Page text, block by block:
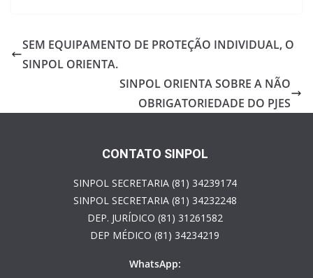
b
o
k
er e
SEM EQUIPAMENTO DE PROTEÇÃO INDIVIDUAL, O
SINPOL ORIENTA.
SINPOL ORIENTA SOBRE A NÃO
OBRIGATORIEDADE DO PJES
CONTATO SINPOL
SINPOL SECRETARIA (81) 34239174
SINPOL SECRETARIA (81) 34232248
DEP. JURÍDICO (81) 31261582
DEP MÉDICO (81) 34234219
WhatsApp: